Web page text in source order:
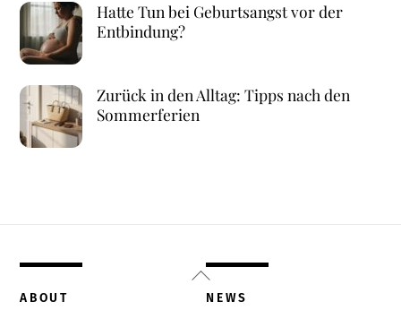
Hatte Tun bei Geburtsangst vor der
Entbindung?
Zurück in den Alltag: Tipps nach den
Sommerferien
Back
To
ABOUT NEWS